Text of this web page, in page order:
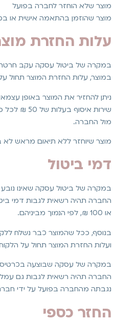
מוצר שלא הוחזר לחברה בפועל
מוצר שהוזמן בהתאמה אישית או
עלות החזרת
במקרה של ביטול עסקה עקב
במוצר, עלות החזרת המוצר תחול
ניתן להחזיר את המוצר באופן
שירות
מול החברה.
מוצר שיוחזר ללא תיאום מראש לא
דמי ביטול
במקרה של ביטול עסקה שאינו
או 100 ₪, לפי הנמוך מביניהם.
בנוסף, ככל שהמוצר כבר נשלח
ועלות החזרת המוצר תחול על
במקרה של עסקה שבוצעה
החברה תהיה רשאית לגבות גם
נגבתה מהחברה בפועל על ידי
החזר כספי